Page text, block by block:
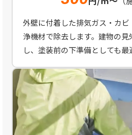
外壁に付着した排気ガス・カ
浄機材で除去します。建物の
し、塗装前の下準備としても最